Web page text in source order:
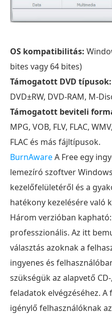
OS kompatibilitás:
bites vagy 64 bites)
Támogatott DVD típusok:
DVD±RW, DVD-RAM, M-
Támogatott beviteli
MPG, VOB, FLV, FLAC,
FLAC és más fájltípusok.
BurnAwareA Free egy
lemezíró szoftver
kezelőfelületéről és a
hatékony kezelésére való
Három verzióban
professzionális. Az itt
választás azoknak a
ingyenes és
szükségük az alapvető
feladatok elvégzéséhez.
igénylő felhasználóknak